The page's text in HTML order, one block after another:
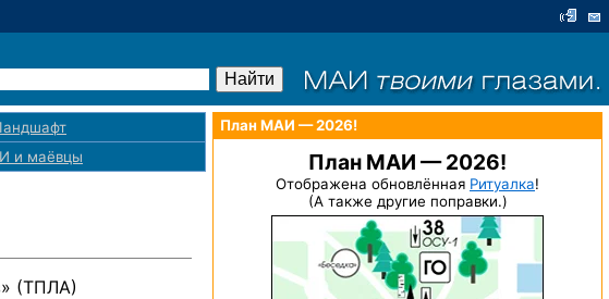
и маёвцы
(ТПЛА)
План МАИ — 2026!
План МАИ — 2026!
Отображена обновлённая Ритуалка!
(А также другие поправки.)